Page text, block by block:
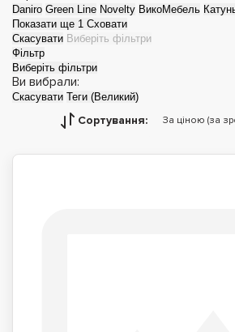
Daniro Green Line Novelty ВикоМебель
Показати ще 1 Сховати
Скасувати Виберіть фільтри
Фільтр
Виберіть фільтри
Ви вибрали:
Скасувати Теги (Великий)
Сортування: За ціною (за